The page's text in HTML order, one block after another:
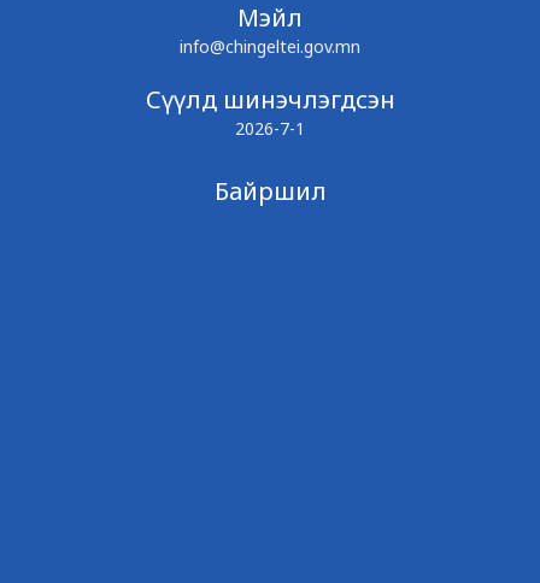
Мэйл
info@chingeltei.gov.mn
Сүүлд шинэчлэгдсэн
2026-7-1
Байршил